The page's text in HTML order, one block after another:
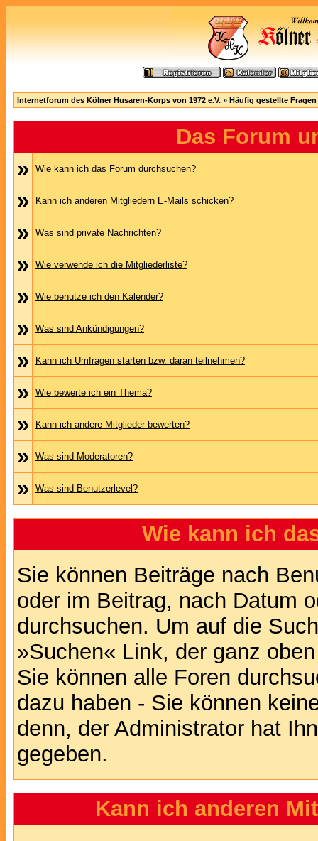
Internetforum des Kölner Husaren-Korps von 1972 e.V. » Häufig gestellte Fragen
Das Forum
»
Wie kann ich das Forum durchsuchen?
» Kann ich anderen Mitgliedern E-Mails schicken?
» Was sind private Nachrichten?
» Wie verwende ich die Mitgliederliste?
» Wie benutze ich den Kalender?
» Was sind Ankündigungen?
» Kann ich Umfragen starten bzw. daran teilnehmen?
» Wie bewerte ich ein Thema?
» Kann ich andere Mitglieder bewerten?
» Was sind Moderatoren?
» Was sind Benutzerlevel?
Wie kann ich
Sie können Beiträge nach
oder im Beitrag, nach Datum
durchsuchen. Um auf die
»Suchen« Link, der ganz
Sie können alle Foren
dazu haben - Sie können
denn, der Administrator hat
gegeben.
Kann ich anderen